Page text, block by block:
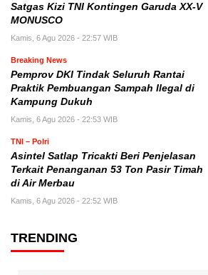
Satgas Kizi TNI Kontingen Garuda XX-V
MONUSCO
Kamis, 6 Agu 2026 - 22:57 WIB
Breaking News
Pemprov DKI Tindak Seluruh Rantai
Praktik Pembuangan Sampah Ilegal di
Kampung Dukuh
Kamis, 6 Agu 2026 - 22:53 WIB
TNI – Polri
Asintel Satlap Tricakti Beri Penjelasan
Terkait Penanganan 53 Ton Pasir Timah
di Air Merbau
Kamis, 6 Agu 2026 - 22:52 WIB
TRENDING